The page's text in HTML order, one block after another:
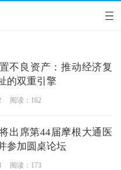
不良资产：推动经济复
的双重引擎
阅读：162
出席第44届摩根大通医
参加圆桌论坛
阅读：173